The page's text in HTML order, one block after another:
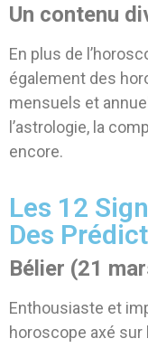
Un contenu
En plus de
également des
mensuels et
l’astrologie, la
encore.
Les 12
Des
Bélier (21
Enthousiaste et
horoscope axé sur